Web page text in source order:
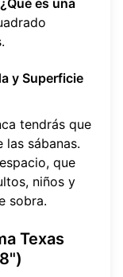
¿Qué es una
y Superficie
tendrás que
sábanas.
que
niños y
sobra.
Texas